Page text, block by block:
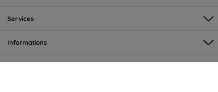
Services
Informations